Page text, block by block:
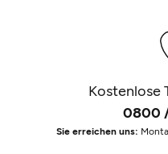
Kostenlose
0800
Sie erreichen uns: